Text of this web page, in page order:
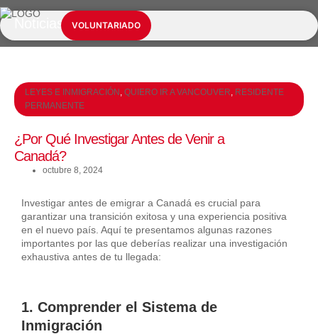
VOLUNTARIADO
Noticias
LEYES E INMIGRACIÓN , QUIERO IR A VANCOUVER, RESIDENTE
PERMANENTE
¿Por Qué Investigar Antes de Venir a
Canadá?
octubre 8, 2024
Investigar antes de emigrar a Canadá es crucial para
garantizar una transición exitosa y una experiencia positiva
en el nuevo país. Aquí te presentamos algunas razones
importantes por las que deberías realizar una investigación
exhaustiva antes de tu llegada:
1. Comprender el Sistema de
Inmigración